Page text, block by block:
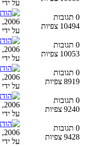
על ידי
0 תגובות
10494 צפיות
2006, 08:36:20 PM
על ידי
0 תגובות
10053 צפיות
2006, 01:31:07 AM
על ידי
0 תגובות
8919 צפיות
2006, 05:51:25 PM
על ידי
0 תגובות
9240 צפיות
2006, 06:11:18 PM
על ידי
0 תגובות
9428 צפיות
2006, 07:27:28 PM
על ידי